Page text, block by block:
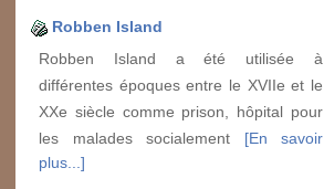
Robben Island
Robben Island a été utilisée à
différentes époques entre le XVIIe et le
XXe siècle comme prison, hôpital pour
les malades socialement [En savoir
plus...]